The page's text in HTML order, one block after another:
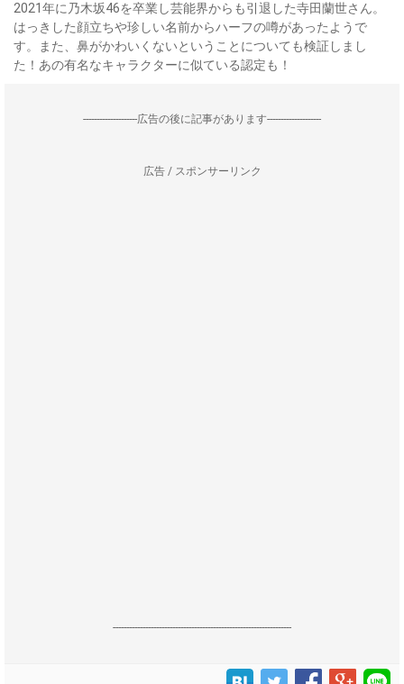
2021年に乃木坂46を卒業し芸能界からも引退した寺田蘭世さん。
はっきした顔立ちや珍しい名前からハーフの噂があったようで
す。また、鼻がかわいくないということについても検証しまし
た！あの有名なキャラクターに似ている認定も！
--------------------広告の後に記事があります--------------------
広告 / スポンサーリンク
------------------------------------------------------------------